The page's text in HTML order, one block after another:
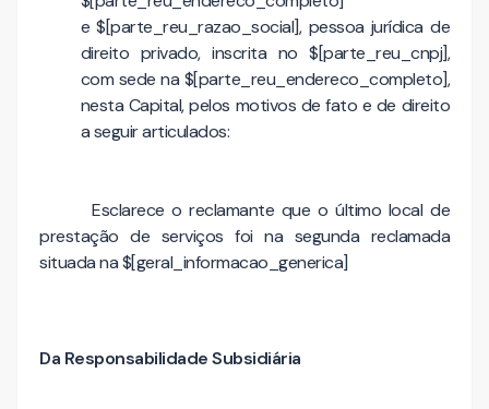
e $[parte_reu_razao_social], pessoa jurídica de
direito privado, inscrita no $[parte_reu_cnpj],
com sede na $[parte_reu_endereco_completo],
nesta Capital, pelos motivos de fato e de direito
a seguir articulados:
Esclarece o reclamante que o último local de
prestação de serviços foi na segunda reclamada
situada na $[geral_informacao_generica]
Da Responsabilidade Subsidiária